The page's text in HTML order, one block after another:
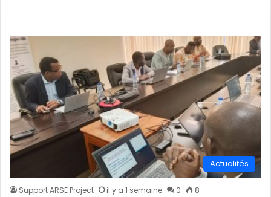
Actualités
Support ARSE Project il y a 1 semaine 0 8